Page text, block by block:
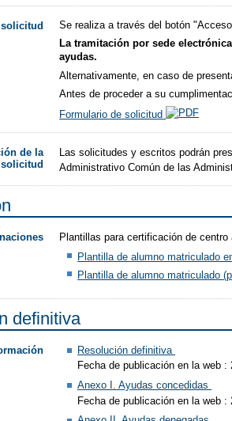
Se realiza a través del botón
La tramitación por sede
ayudas.
Alternativamente, en caso de
Antes de proceder a su
Formulario de solicitud
de la
solicitud
Las solicitudes y escritos podrán
Administrativo Común de las
Plantillas para certificación de
Plantilla de alumno matriculado
Plantilla de alumno matriculado
definitiva
Resolución definitiva
Fecha de publicación en la web :
Anexo I. Ayudas concedidas
Fecha de publicación en la web :